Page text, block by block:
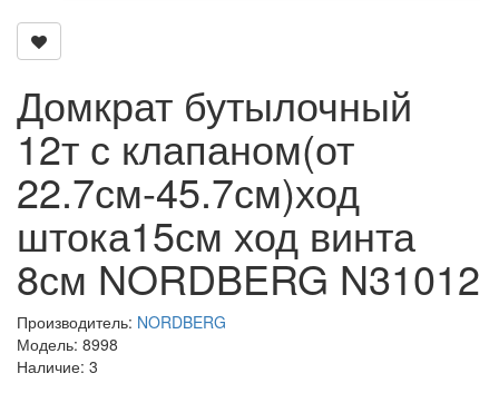
Домкрат бутылочный
12т с клапаном(от
22.7см-45.7см)ход
штока15см ход винта
8см NORDBERG N31012
Производитель: NORDBERG
Модель: 8998
Наличие: 3